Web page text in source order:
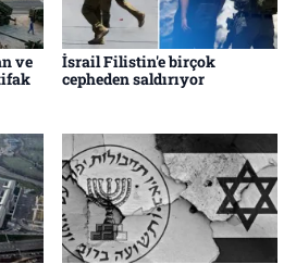
ve
İsrail Filistin'e birçok
cepheden saldırıyor